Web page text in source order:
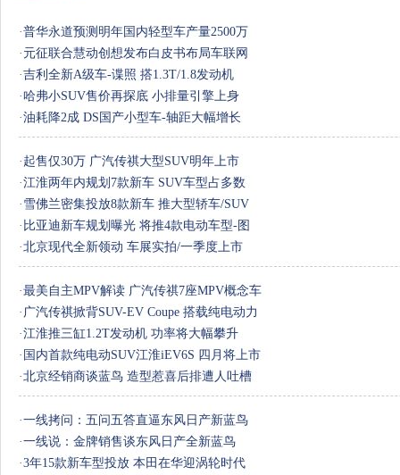
·普华永道预测明年国内轻型车产量2500万
· 元征联合慧动创想发布白皮书布局车联网
·吉利全新A级车-谍照 搭1.3T/1.8发动机
· 哈弗小SUV售价再探底 小排量引擎上身
·油耗降2成 DS国产小型车-轴距大幅增长
· 起售仅30万 广汽传祺大型SUV明年上市
·江淮两年内规划7款新车 SUV车型占多数
· 雪佛兰密集投放8款新车 推大型轿车/SUV
· 比亚迪新车规划曝光 将推4款电动车型-图
·北京现代全新领动 车展实拍/一季度上市
·最美自主MPV解读 广汽传祺7座MPV概念车
· 广汽传祺掀背SUV-EV Coupe 搭载纯电动力
·江淮推三缸1.2T发动机 功率将大幅攀升
· 国内首款纯电动SUV江淮iEV6S 四月将上市
·北京经销商谈蓝鸟 造型惹喜后排遭人吐槽
·一线拷问：五问五答直逼东风日产新蓝鸟
·一线说：金牌销售谈东风日产全新蓝鸟
·3年15款新车型投放 本田在华迎涡轮时代